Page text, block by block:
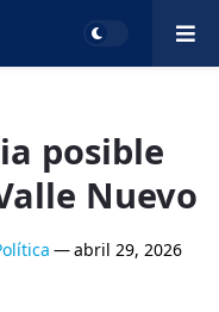
posible
Nuevo
—abril 29, 2026